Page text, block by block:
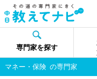
専門家を探す
マネー・保険 の専門家